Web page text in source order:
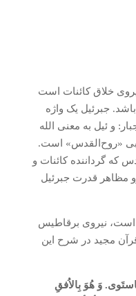
خلاق کائنات است
جبرئیل یک واژه
و ئیل به معنی الله
«روح‌القدس» است.
که گرداننده کائنات و
مظاهر قدرت جبرئیل
است، نیروی برقاطیس
مجید در شرح این
وَ هُوَ بِالاُفقِ